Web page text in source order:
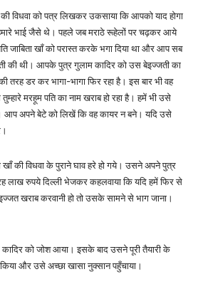
विधवा को पत्र लिखकर उकसाया कि आपको याद होगा
भाई जैसे थे। पहले जब मराठे रूहेलों पर चढ़कर आये
जाबिता खाँ को परास्त करके भगा दिया था और आप सब
की थी। आपके पुत्र गुलाम कादिर को उस बेइज्जती का
तरह डर कर भागा-भागा फिर रहा है। इस बार भी वह
मरहूम पति का नाम खराब हो रहा है। हमें भी उसे
आप अपने बेटे को लिखें कि वह कायर न बने। यदि उसे
खाँ की विधवा के पुराने घाव हरे हो गये। उसने अपने पुत्र
लाख रुपये दिल्ली भेजकर कहलवाया कि यदि हमें फिर से
खराब करवानी हो तो उसके सामने से भाग जाना।
कादिर को जोश आया। इसके बाद उसने पूरी तैयारी के
और उसे अच्छा खासा नुक्सान पहुँचाया।